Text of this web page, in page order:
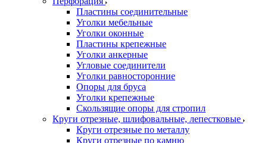
Пластины соединительные
Уголки мебельные
Уголки оконные
Пластины крепежные
Уголки анкерные
Угловые соединители
Уголки равносторонние
Опоры для бруса
Уголки крепежные
Скользящие опоры для стропил
Круги отрезные, шлифовальные, лепестковые
Круги отрезные по металлу
Круги отрезные по камню